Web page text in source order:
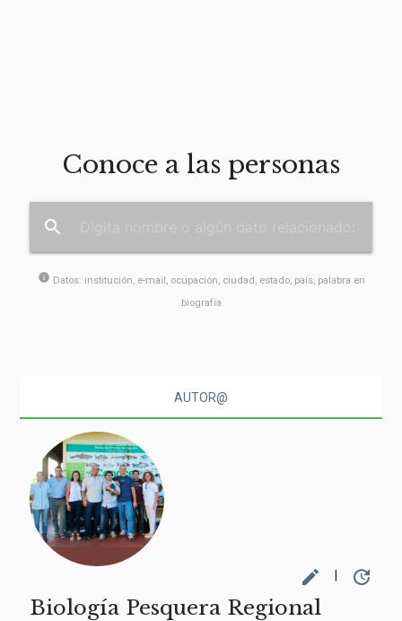
Conoce a las personas
search
info Datos: institución, e-mail, ocupación, ciudad, estado, país, palabra en
biografía
AUTOR@
edit update
Biología Pesquera Regional